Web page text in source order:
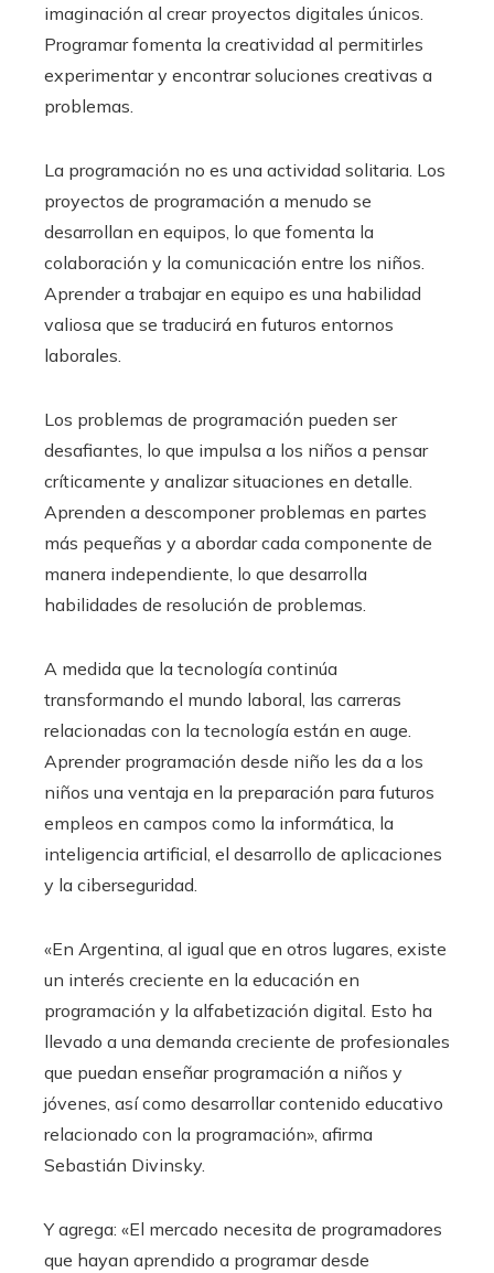
imaginación al crear proyectos digitales únicos.
Programar fomenta la creatividad al permitirles
experimentar y encontrar soluciones creativas a
problemas.
La programación no es una actividad solitaria. Los
proyectos de programación a menudo se
desarrollan en equipos, lo que fomenta la
colaboración y la comunicación entre los niños.
Aprender a trabajar en equipo es una habilidad
valiosa que se traducirá en futuros entornos
laborales.
Los problemas de programación pueden ser
desafiantes, lo que impulsa a los niños a pensar
críticamente y analizar situaciones en detalle.
Aprenden a descomponer problemas en partes
más pequeñas y a abordar cada componente de
manera independiente, lo que desarrolla
habilidades de resolución de problemas.
A medida que la tecnología continúa
transformando el mundo laboral, las carreras
relacionadas con la tecnología están en auge.
Aprender programación desde niño les da a los
niños una ventaja en la preparación para futuros
empleos en campos como la informática, la
inteligencia artificial, el desarrollo de aplicaciones
y la ciberseguridad.
«En Argentina, al igual que en otros lugares, existe
un interés creciente en la educación en
programación y la alfabetización digital. Esto ha
llevado a una demanda creciente de profesionales
que puedan enseñar programación a niños y
jóvenes, así como desarrollar contenido educativo
relacionado con la programación», afirma
Sebastián Divinsky.
Y agrega: «El mercado necesita de programadores
que hayan aprendido a programar desde